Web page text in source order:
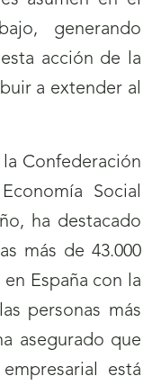
generando
acción de la
a extender al
Confederación
Social
ha destacado
más de 43.000
España con la
personas más
asegurado que
empresarial está